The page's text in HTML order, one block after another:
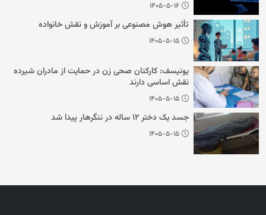
۱۴۰۵-۵-۱۶
تأثیر هوش مصنوعی بر آموزش و نقش خانواده
۱۴۰۵-۵-۱۵
یونیسف: کارکنان صحی زن در حمایت از مادران شیرده
نقش اساسی دارند
۱۴۰۵-۵-۱۵
جسد یک دختر ۱۲ ساله در ننگرهار پیدا شد
۱۴۰۵-۵-۱۵